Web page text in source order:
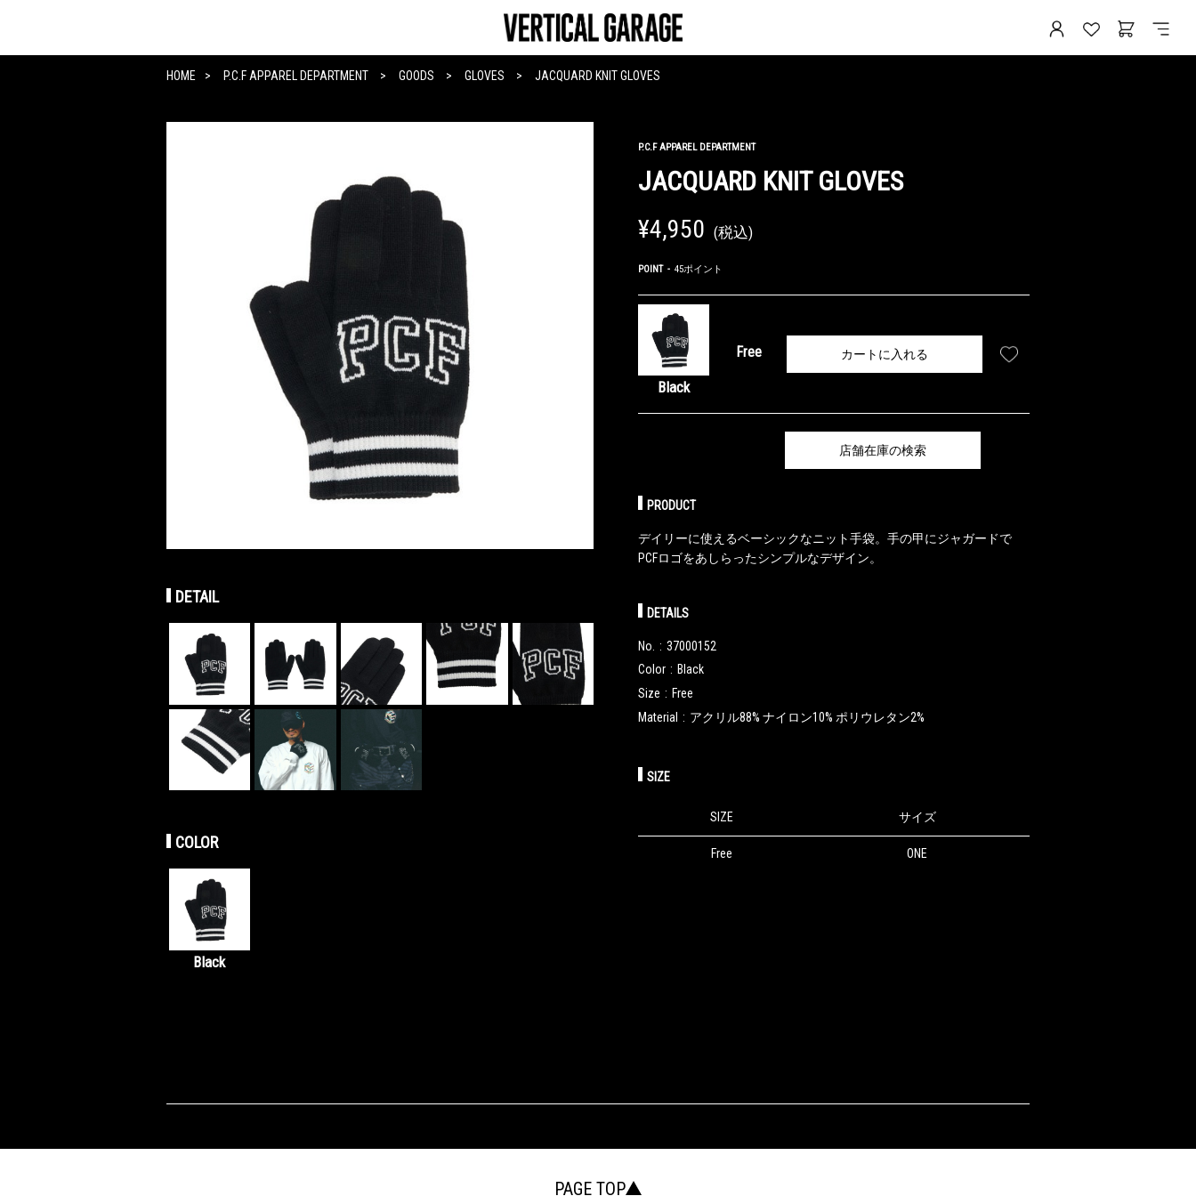
HOME P.C.F APPAREL DEPARTMENT GOODS GLOVES JACQUARD KNIT GLOVES
DETAIL
COLOR
Black
P.C.F APPAREL DEPARTMENT
JACQUARD KNIT GLOVES
¥4,950 (税込)
POINT 45ポイント
Black
Free カートに入れる
店舗在庫の検索
PRODUCT
デイリーに使えるベーシックなニット手袋。手の甲にジャガードで
PCFロゴをあしらったシンプルなデザイン。
DETAILS
No.
37000152
Color
Black
Size
Free
Material
アクリル88% ナイロン10% ポリウレタン2%
SIZE
SIZE サイズ
Free ONE
PAGE TOP